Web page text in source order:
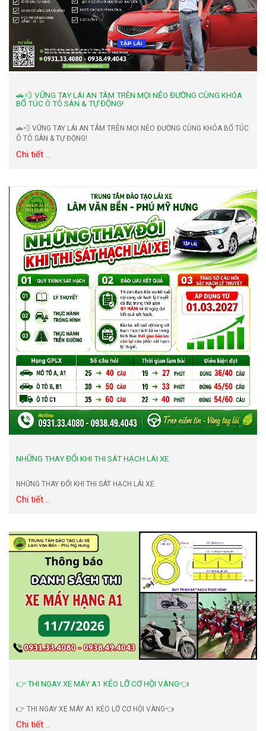
🚗💨 VỮNG TAY LÁI AN TÂM TRÊN MỌI NẺO ĐƯỜNG CÙNG KHÓA
BỔ TÚC Ô TÔ SÀN & TỰ ĐỘNG!
🚗💨 VỮNG TAY LÁI AN TÂM TRÊN MỌI NẺO ĐƯỜNG CÙNG KHÓA BỔ TÚC
Ô TÔ SÀN & TỰ ĐỘNG!
Chi tiết ..
NHỮNG THAY ĐỔI KHI THI SÁT HẠCH LÁI XE
NHỮNG THAY ĐỔI KHI THI SÁT HẠCH LÁI XE
Chi tiết ..
👉 THI NGAY XE MÁY A1 KẺO LỠ CƠ HỘI VÀNG👈
👉 THI NGAY XE MÁY A1 KẺO LỠ CƠ HỘI VÀNG👈
Chi tiết ..